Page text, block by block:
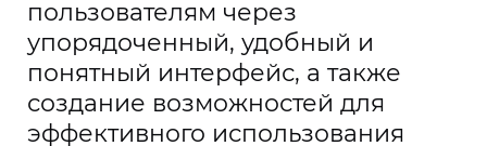
пользователям через
упорядоченный, удобный и
понятный интерфейс, а также
создание возможностей для
эффективного использования